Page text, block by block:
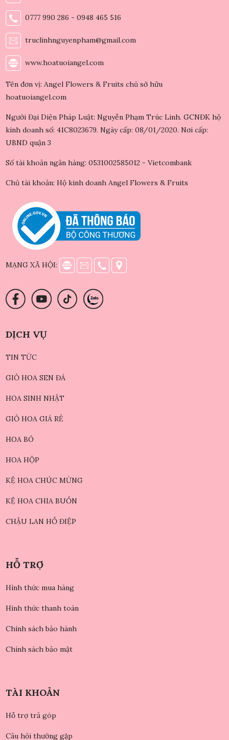
0777 990 286 - 0948 465 516
truclinhnguyenpham@gmail.com
www.hoatuoiangel.com
Tên đơn vị: Angel Flowers & Fruits chủ sở hữu
hoatuoiangel.com
Người Đại Diện Pháp Luật: Nguyễn Phạm Trúc Linh. GCNĐK hộ
kinh doanh số: 41C8023679. Ngày cấp: 08/01/2020. Nơi cấp:
UBND quận 3
Số tài khoản ngân hàng: 0531002585012 - Vietcombank
Chủ tài khoản: Hộ kinh doanh Angel Flowers & Fruits
MẠNG XÃ HỘI:
DỊCH VỤ
TIN TỨC
GIỎ HOA SEN ĐÁ
HOA SINH NHẬT
GIỎ HOA GIÁ RẺ
HOA BÓ
HOA HỘP
KỆ HOA CHÚC MỪNG
KỆ HOA CHIA BUỒN
CHẬU LAN HỒ ĐIỆP
HỖ TRỢ
Hình thức mua hàng
Hình thức thanh toán
Chính sách bảo hành
Chính sách bảo mật
TÀI KHOẢN
Hỗ trợ trả góp
Câu hỏi thường gặp